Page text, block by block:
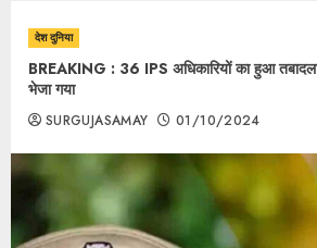
देश दुनिया
BREAKING : 36 IPS अधिकारियों का हुआ
भेजा गया
SURGUJASAMAY 01/10/2024